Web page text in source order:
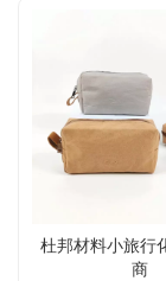
杜邦材料小旅行
商